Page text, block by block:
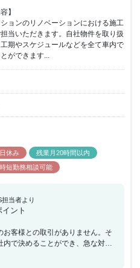
】
ョンのリノベーションにおける施工
当いただきます。自社物件を取り扱
期やスケジュールなどを全て車内で
ができます...
休み
残業月20時間以内
時短勤務相談可能
当者より
ント
客様との取引がありません。そ
で決めることができ、急な対応
を進めることが可能です。ま